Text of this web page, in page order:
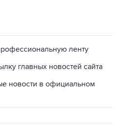
главных новостей сайта
новости в официальном